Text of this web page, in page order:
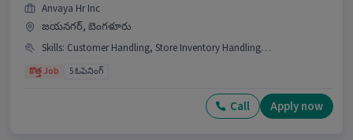
Anvaya Hr Inc
జయనగర్, బెంగళూరు
Skills: Customer Handling, Store Inventory Handling, Product Demo
కొత్త Job 5 ఓపెనింగ్
Call Apply now